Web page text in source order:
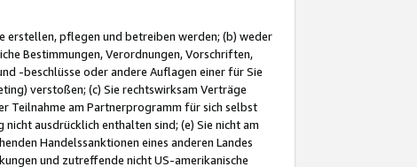
erstellen, pflegen und betreiben werden; (b) weder
Bestimmungen, Verordnungen, Vorschriften,
-beschlüsse oder andere Auflagen einer für Sie
verstoßen; (c) Sie rechtswirksam Verträge
Teilnahme am Partnerprogramm für sich selbst
ausdrücklich enthalten sind; (e) Sie nicht am
Handelssanktionen eines anderen Landes
und zutreffende nicht US-amerikanische